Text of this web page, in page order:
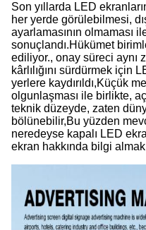
Son yıllarda LED
her yerde görülebilmesi,
ayarlamasının olmaması
sonuçlandı.Hükümet
ediliyor., onay süreci aynı
kârlılığını sürdürmek için
yerlere kaydırıldı,Küçük
olgunlaşması ile birlikte,
teknik düzeyde, zaten
bölünebilir,Bu yüzden
neredeyse kapalı LED
ekran hakkında bilgi